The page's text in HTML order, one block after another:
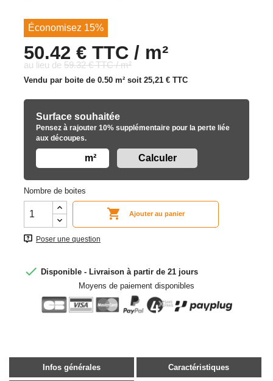
Économisez 15%
50.42 € TTC / m²
au lieu de 59.32 € TTC / m²
Vendu par boite de 0.50 m² soit 25,21 € TTC
Surface souhaitée
Pensez à rajouter 10% supplémentaire pour la perte liée
aux découpes.
m²
Nombre de boites
 Ajouter au panier
Poser une question
 Disponible - Livraison à partir de 21 jours
Moyens de paiement disponibles
Infos générales Caractéristiques